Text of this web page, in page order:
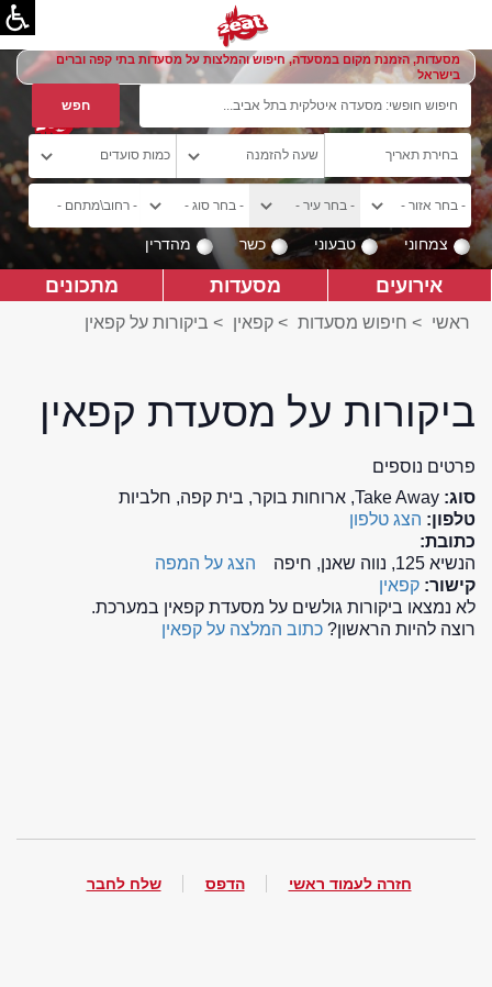
מסעדות, הזמנת מקום במסעדה, חיפוש והמלצות על מסעדות בתי קפה וברים
בישראל
צמחוני טבעוני כשר מהדרין
אירועים מסעדות מתכונים
ראשי > חיפוש מסעדות > קפאין > ביקורות על קפאין
ביקורות על מסעדת קפאין
פרטים נוספים
סוג: Take Away, ארוחות בוקר, בית קפה, חלביות
טלפון: הצג טלפון
כתובת:
הנשיא 125, נווה שאנן, חיפה
הצג על המפה
קישור: קפאין
לא נמצאו ביקורות גולשים על מסעדת קפאין במערכת.
רוצה להיות הראשון? כתוב המלצה על קפאין
חזרה לעמוד ראשי הדפס שלח לחבר